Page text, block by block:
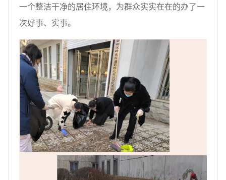
一个整洁干净的居住环境，为群众实实在在的办了一
次好事、实事。